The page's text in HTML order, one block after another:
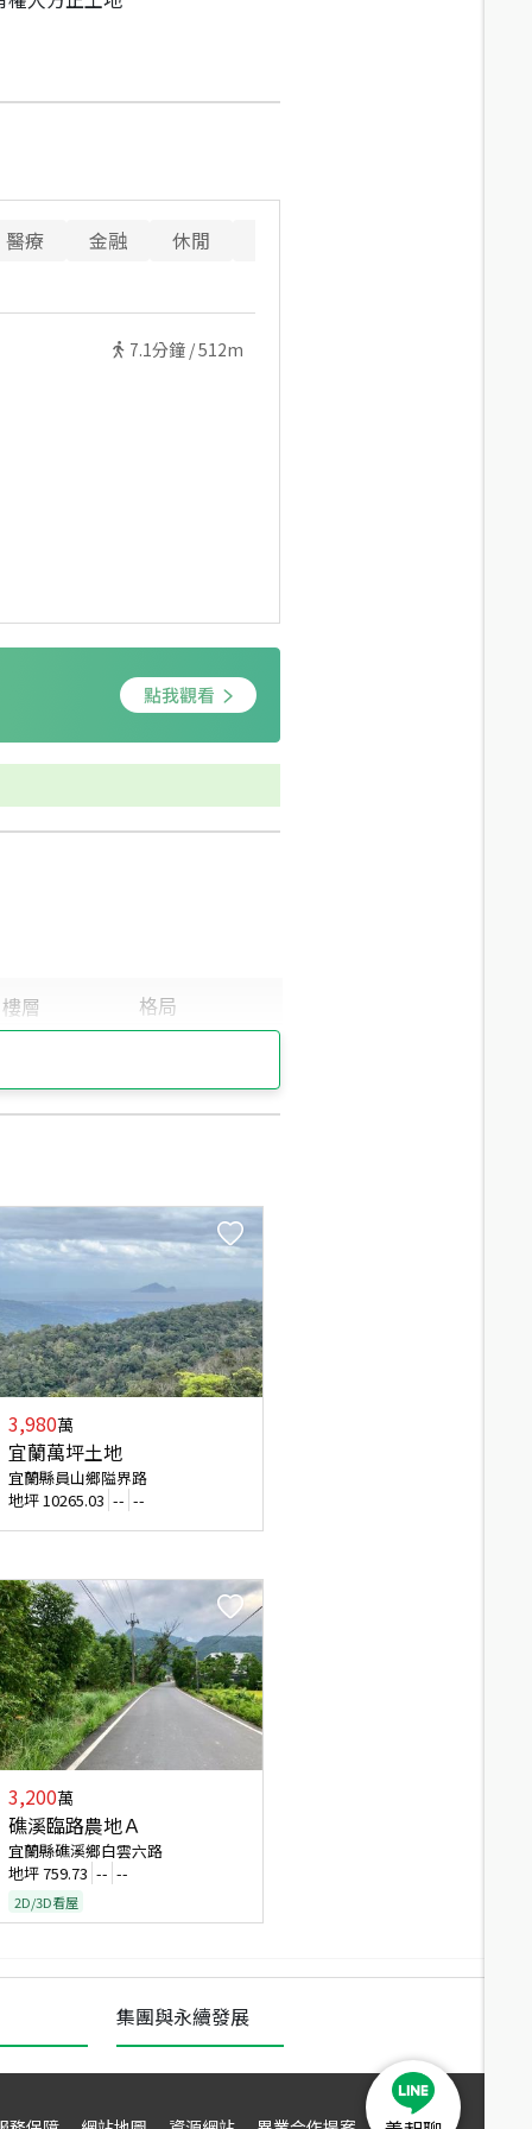
醫療 金融 休閒
7.1分鐘 /512m
3,980萬
宜蘭萬坪土地
宜蘭縣員山鄉隘界路
地坪10265.03 -- --
3,200萬
礁溪臨路農地Ａ
宜蘭縣礁溪鄉白雲六路
地坪759.73 -- --
2D/3D看屋
集團與永續發展